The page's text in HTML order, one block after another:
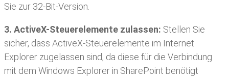
Sie zur 32-Bit-Version.
3. ActiveX-Steuerelemente zulassen: Stellen Sie
sicher, dass ActiveX-Steuerelemente im Internet
Explorer zugelassen sind, da diese für die Verbindung
mit dem Windows Explorer in SharePoint benötigt